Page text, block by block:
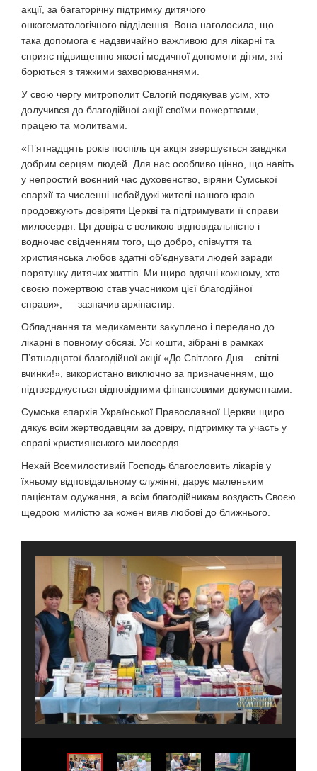
акції, за багаторічну підтримку дитячого
онкогематологічного відділення. Вона наголосила, що
така допомога є надзвичайно важливою для лікарні та
сприяє підвищенню якості медичної допомоги дітям, які
борються з тяжкими захворюваннями.
У свою чергу митрополит Євлогій подякував усім, хто
долучився до благодійної акції своїми пожертвами,
працею та молитвами.
«П’ятнадцять років поспіль ця акція звершується завдяки
добрим серцям людей. Для нас особливо цінно, що навіть
у непростий воєнний час духовенство, віряни Сумської
єпархії та численні небайдужі жителі нашого краю
продовжують довіряти Церкві та підтримувати її справи
милосердя. Ця довіра є великою відповідальністю і
водночас свідченням того, що добро, співчуття та
християнська любов здатні об’єднувати людей заради
порятунку дитячих життів. Ми щиро вдячні кожному, хто
своєю пожертвою став учасником цієї благодійної
справи», — зазначив архіпастир.
Обладнання та медикаменти закуплено і передано до
лікарні в повному обсязі. Усі кошти, зібрані в рамках
П’ятнадцятої благодійної акції «До Світлого Дня – світлі
вчинки!», використано виключно за призначенням, що
підтверджується відповідними фінансовими документами.
Сумська єпархія Української Православної Церкви щиро
дякує всім жертводавцям за довіру, підтримку та участь у
справі християнського милосердя.
Нехай Всемилостивий Господь благословить лікарів у
їхньому відповідальному служінні, дарує маленьким
пацієнтам одужання, а всім благодійникам воздасть Своєю
щедрою милістю за кожен вияв любові до ближнього.